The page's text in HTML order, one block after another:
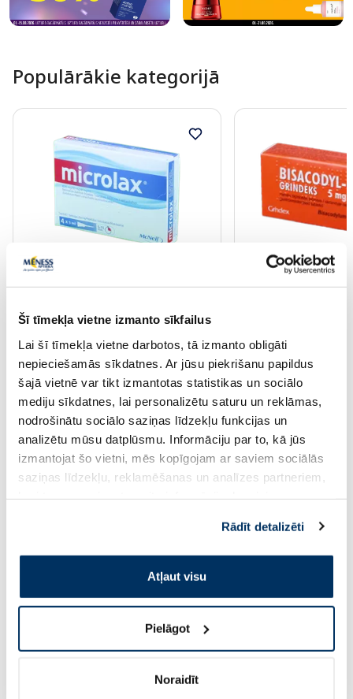
Šī tīmekļa vietne izmanto sīkfailus
Lai šī tīmekļa vietne darbotos, tā izmanto obligāti
nepieciešamās sīkdatnes. Ar jūsu piekrišanu papildus
šajā vietnē var tikt izmantotas statistikas un sociālo
mediju sīkdatnes, lai personalizētu saturu un reklāmas,
nodrošinātu sociālo saziņas līdzekļu funkcijas un
analizētu mūsu datplūsmu. Informāciju par to, kā jūs
izmantojat šo vietni, mēs kopīgojam ar saviem sociālās
saziņas līdzekļu, reklamēšanas un analīzes partneriem,
pakalpojumus. Ja piekrītat šo papildu sīkdatņu
izmantošanai, lūdzu, atzīmējiet savu izvēli:
Rādīt detalizēti
Atļaut visu
Pielāgot
Noraidīt
Populārākie kategorijā
Bezrecepšu medikaments
rektālais šķīdums, 4 gab.
6.19 €
Pirkt
Bezrecepšu
Cena
5.19 €
Page 1 of 10
Saules aizsardzībai vasarā ☀️